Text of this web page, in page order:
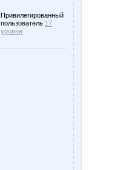
Привилегированный
пользователь 17
уровня